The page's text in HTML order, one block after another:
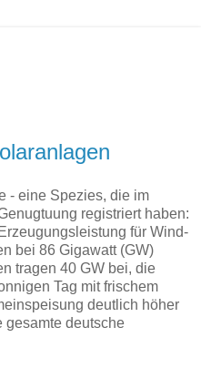
- eine Spezies, die im
registriert haben:
für Wind-
bei 86 Gigawatt (GW)
tragen 40 GW bei, die
Tag mit frischem
deutlich höher
gesamte deutsche